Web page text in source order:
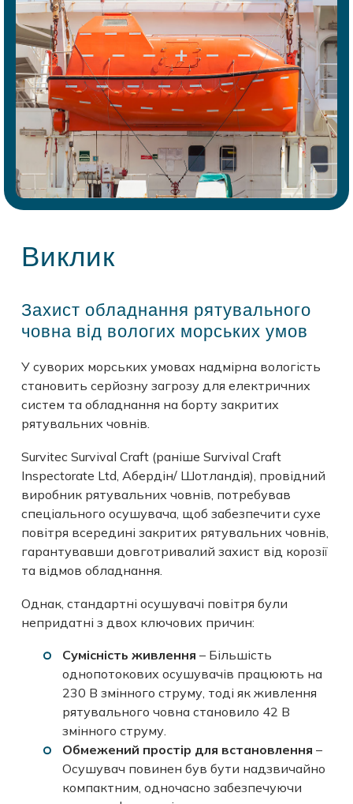
Виклик
Захист обладнання рятувального
човна від вологих морських умов
У суворих морських умовах надмірна вологість
становить серйозну загрозу для електричних
систем та обладнання на борту закритих
рятувальних човнів.
Survitec Survival Craft (раніше Survival Craft
Inspectorate Ltd, Абердін/ Шотландія), провідний
виробник рятувальних човнів, потребував
спеціального осушувача, щоб забезпечити сухе
повітря всередині закритих рятувальних човнів,
гарантувавши довготривалий захист від корозії
та відмов обладнання.
Однак, стандартні осушувачі повітря були
непридатні з двох ключових причин:
Сумісність живлення – Більшість
однопотокових осушувачів працюють на
230 В змінного струму, тоді як живлення
рятувального човна становило 42 В
змінного струму.
Обмежений простір для встановлення –
Осушувач повинен був бути надзвичайно
компактним, одночасно забезпечуючи